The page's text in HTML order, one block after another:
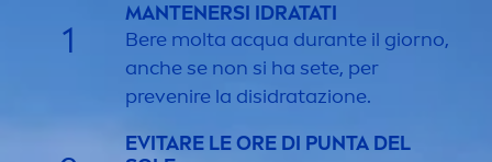
1
MANTENERSI IDRATATI
Bere molta acqua durante il giorno,
anche se non si ha sete, per
prevenire la disidratazione.
EVITARE LE ORE DI PUNTA DEL